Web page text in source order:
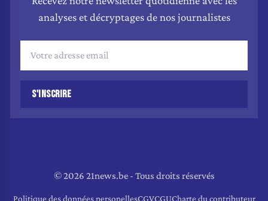
analyses et décryptages de nos journalistes
S'INSCRIRE
© 2026 21news.be - Tous droits réservés
Politique des données personellesCGVCGUCharte du contributeur